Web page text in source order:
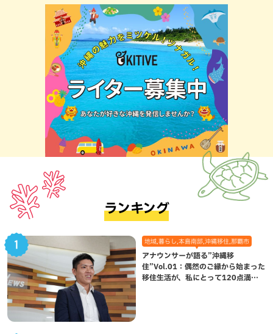
ランキング
地域,暮らし,本島南部,沖縄移住,那覇市
アナウンサーが語る”沖縄移
住”Vol.01：偶然のご縁から始まった
移住生活が、私にとって120点満点